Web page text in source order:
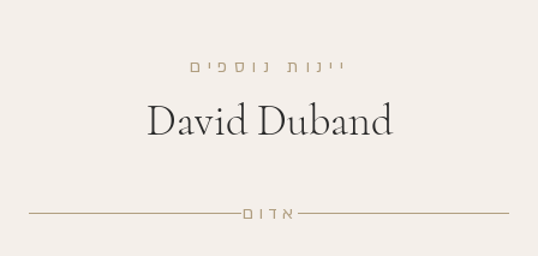
יינות נוספים
David Duband
אדום